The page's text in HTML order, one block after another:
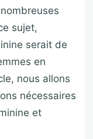
sujet,
serait de
en
nous allons
nécessaires
et